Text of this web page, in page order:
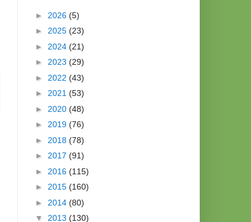
► 2026 (5)
► 2025 (23)
► 2024 (21)
► 2023 (29)
► 2022 (43)
► 2021 (53)
► 2020 (48)
► 2019 (76)
► 2018 (78)
► 2017 (91)
► 2016 (115)
► 2015 (160)
► 2014 (80)
▼ 2013 (130)